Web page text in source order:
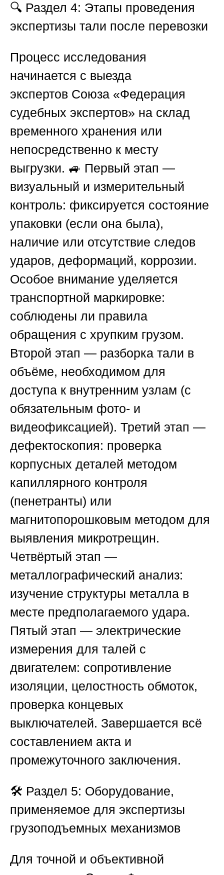
🔍 Раздел 4: Этапы проведения
экспертизы тали после перевозки
Процесс исследования
начинается с выезда
экспертов Союза «Федерация
судебных экспертов» на склад
временного хранения или
непосредственно к месту
выгрузки. 🚙 Первый этап —
визуальный и измерительный
контроль: фиксируется состояние
упаковки (если она была),
наличие или отсутствие следов
ударов, деформаций, коррозии.
Особое внимание уделяется
транспортной маркировке:
соблюдены ли правила
обращения с хрупким грузом.
Второй этап — разборка тали в
объёме, необходимом для
доступа к внутренним узлам (с
обязательным фото- и
видеофиксацией). Третий этап —
дефектоскопия: проверка
корпусных деталей методом
капиллярного контроля
(пенетранты) или
магнитопорошковым методом для
выявления микротрещин.
Четвёртый этап —
металлографический анализ:
изучение структуры металла в
месте предполагаемого удара.
Пятый этап — электрические
измерения для талей с
двигателем: сопротивление
изоляции, целостность обмоток,
проверка концевых
выключателей. Завершается всё
составлением акта и
промежуточного заключения.
🛠️ Раздел 5: Оборудование,
применяемое для экспертизы
грузоподъемных механизмов
Для точной и объективной